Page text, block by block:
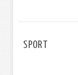
SPORT